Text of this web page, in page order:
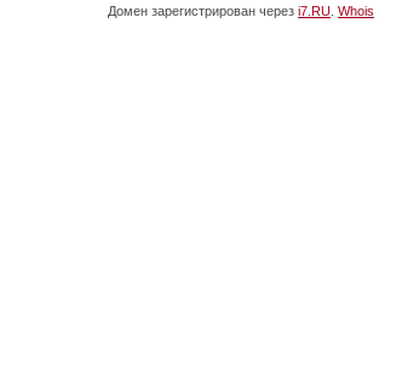
Домен зарегистрирован через i7.RU Whois